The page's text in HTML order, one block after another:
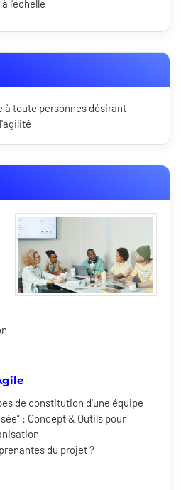
l'échelle
à toute personnes désirant
de constitution d'une équipe
: Concept & Outils pour
du projet ?